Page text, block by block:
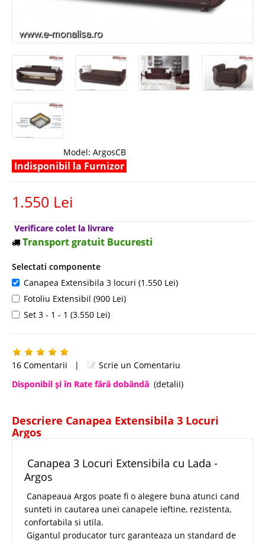
Model: ArgosCB
Indisponibil la Furnizor
1.550 Lei
Verificare colet la livrare
Transport gratuit Bucuresti
Selectati componente
Canapea Extensibila 3 locuri (1.550 Lei)
Fotoliu Extensibil (900 Lei)
Set 3 - 1 - 1 (3.550 Lei)
16 Comentarii |
Scrie un Comentariu
Disponibil şi în Rate fără dobândă (detalii)
Descriere Canapea Extensibila 3 Locuri
Argos
Canapea 3 Locuri Extensibila cu Lada -
Argos
Canapeaua Argos poate fi o alegere buna atunci cand
sunteti in cautarea unei canapele ieftine, rezistenta,
confortabila si utila.
Gigantul producator turc garanteaza un standard de